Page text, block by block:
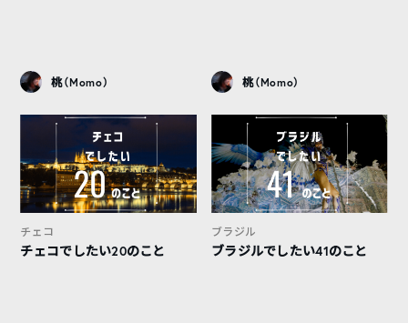
桃（Momo） 桃（Momo）
チェコ
チェコでしたい20のこと
ブラジル
ブラジルでしたい41のこと